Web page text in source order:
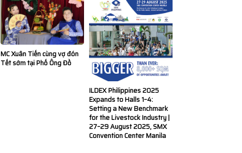
MC Xuân Tiến cùng vợ đón
Tết sớm tại Phố Ông Đồ
ILDEX Philippines 2025
Expands to Halls 1–4:
Setting a New Benchmark
for the Livestock Industry |
27–29 August 2025, SMX
Convention Center Manila